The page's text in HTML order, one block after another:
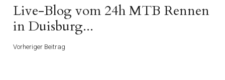
Vorheriger
Beitrag
Live-Blog vom 24h MTB Rennen
in Duisburg...
Vorheriger Beitrag